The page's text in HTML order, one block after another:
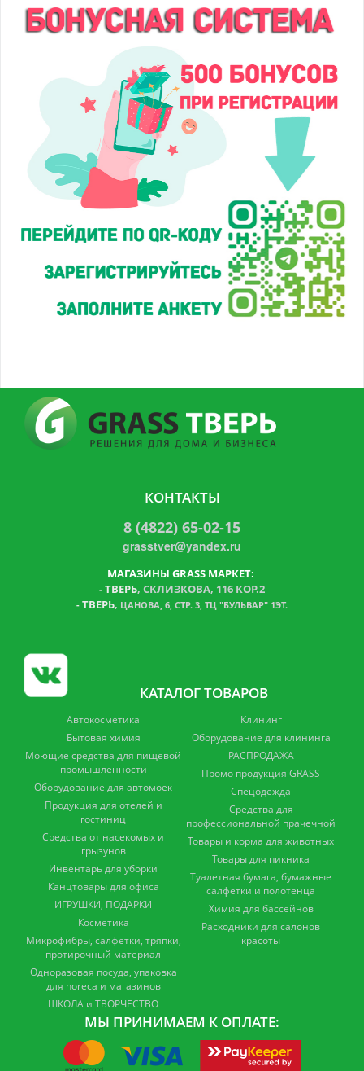
КОНТАКТЫ
8 (4822) 65-02-15
grasstver@yandex.ru
МАГАЗИНЫ GRASS МАРКЕТ:
-ТВЕРЬ, СКЛИЗКОВА, 116 КОР.2
- ТВЕРЬ, ЦАНОВА, 6, СТР. 3, ТЦ "БУЛЬВАР" 1ЭТ.
КАТАЛОГ ТОВАРОВ
Автокосметика
Бытовая химия
Моющие средства для пищевой
промышленности
Оборудование для автомоек
Продукция для отелей и
гостиниц
Средства от насекомых и
грызунов
Инвентарь для уборки
Канцтовары для офиса
ИГРУШКИ, ПОДАРКИ
Косметика
Микрофибры, салфетки, тряпки,
протирочный материал
Одноразовая посуда, упаковка
для horeca и магазинов
ШКОЛА и ТВОРЧЕСТВО
Клининг
Оборудование для клининга
РАСПРОДАЖА
Промо продукция GRASS
Спецодежда
Средства для
профессиональной прачечной
Товары и корма для животных
Товары для пикника
Туалетная бумага, бумажные
салфетки и полотенца
Химия для бассейнов
Расходники для салонов
красоты
МЫ ПРИНИМАЕМ К ОПЛАТЕ: